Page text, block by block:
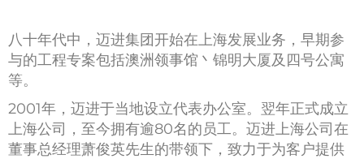
八十年代中，迈进集团开始在上海发展业务，早期参
与的工程专案包括澳洲领事馆丶锦明大厦及四号公寓
等。
2001年，迈进于当地设立代表办公室。翌年正式成立
上海公司，至今拥有逾80名的员工。迈进上海公司在
董事总经理萧俊英先生的带领下，致力于为客户提供